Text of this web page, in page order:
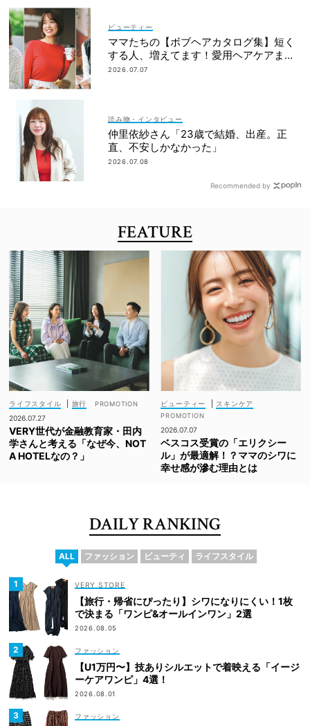
ビューティー
ママたちの【ボブヘアカタログ集】短く
する人、増えてます！愛用ヘアケアまで
全部見せ
2026.07.07
読み物・インタビュー
仲里依紗さん「23歳で結婚、出産。正
直、不安しかなかった」
2026.07.08
Recommended by
FEATURE
ライフスタイル
旅行
2026.07.27
VERY世代が金融教育家・田内
学さんと考える「なぜ今、NOT
A HOTELなの？」
ビューティー スキンケア
2026.07.07
ベスコス受賞の「エリクシー
ル」が最適解！？ママのシワに
幸せ感が滲む理由とは
DAILY RANKING
ALL ファッション ビューティ ライフスタイル
VERY STORE
【旅行・帰省にぴったり】シワになりにくい！1枚
で決まる「ワンピ&オールインワン」2選
2026.08.05
ファッション
【U1万円〜】技ありシルエットで着映える「イージ
ーケアワンピ」4選！
2026.08.01
ファッション